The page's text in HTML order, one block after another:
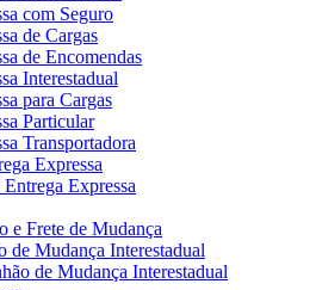
com Seguro
de Cargas
de Encomendas
Interestadual
para Cargas
Particular
Transportadora
Expressa
Expressa
e Frete de Mudança
de Mudança Interestadual
de Mudança Interestadual